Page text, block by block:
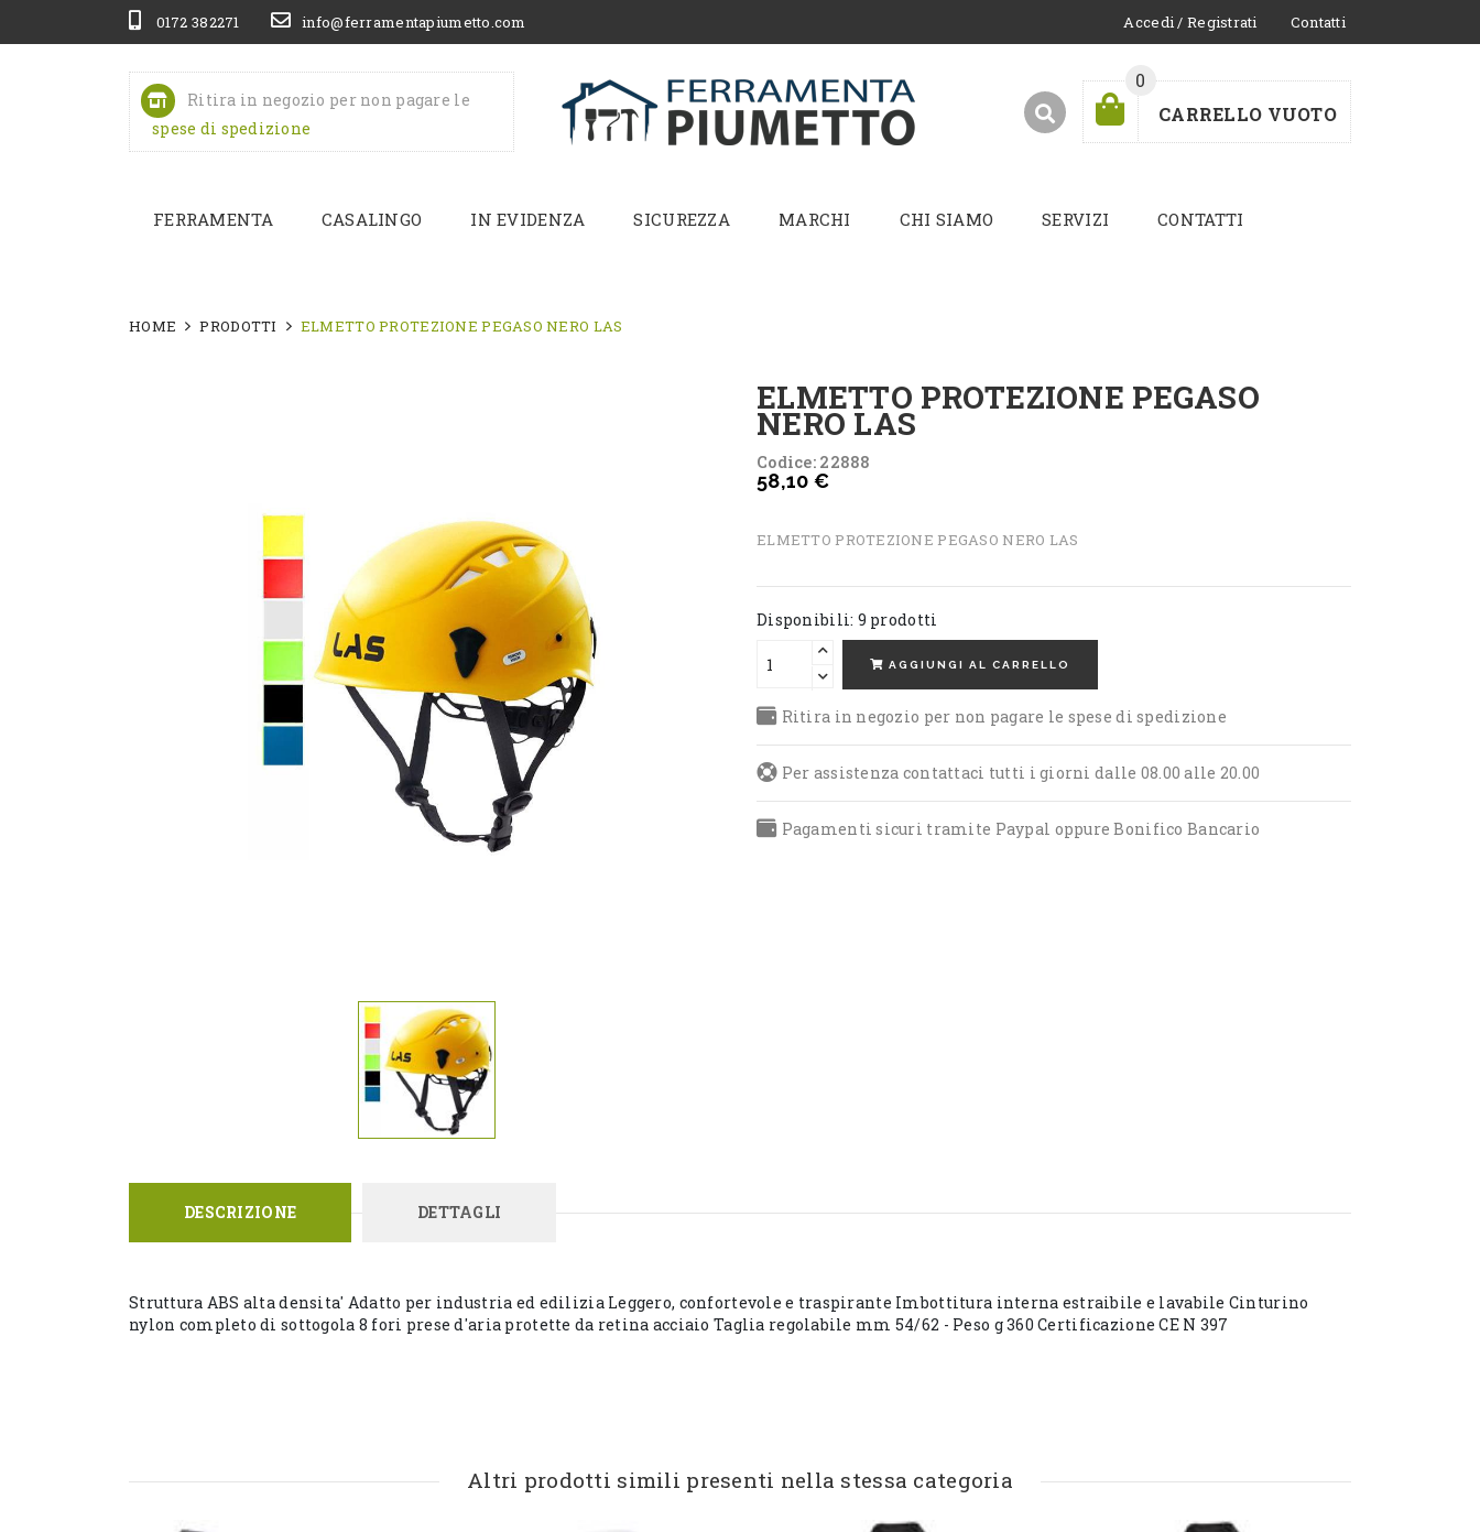
0172 382271 info@ferramentapiumetto.com Accedi / Registrati Contatti
Ritira in negozio per non pagare le
spese di spedizione
CARRELLO VUOTO
0
FERRAMENTA CASALINGO IN EVIDENZA SICUREZZA MARCHI CHI SIAMO SERVIZI CONTATTI
HOME PRODOTTI ELMETTO PROTEZIONE PEGASO NERO LAS
ELMETTO PROTEZIONE PEGASO
NERO LAS
Codice: 22888
58,10 €
ELMETTO PROTEZIONE PEGASO NERO LAS
Disponibili: 9 prodotti
AGGIUNGI AL CARRELLO
Ritira in negozio per non pagare le spese di spedizione
Per assistenza contattaci tutti i giorni dalle 08.00 alle 20.00
Pagamenti sicuri tramite Paypal oppure Bonifico Bancario
DESCRIZIONE DETTAGLI
Struttura ABS alta densita' Adatto per industria ed edilizia Leggero, confortevole e traspirante Imbottitura interna estraibile e lavabile Cinturino
nylon completo di sottogola 8 fori prese d'aria protette da retina acciaio Taglia regolabile mm 54/62 - Peso g 360 Certificazione CE N 397
Altri prodotti simili presenti nella stessa categoria